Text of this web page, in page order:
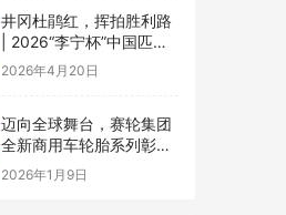
井冈杜鹃红，挥拍胜利路
| 2026“李宁杯”中国匹克
球巡回赛井冈山站圆满落
2026年4月20日
迈向全球舞台，赛轮集团
全新商用车轮胎系列彰显
中国品牌实力
2026年1月9日